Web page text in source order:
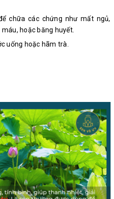
chữa các chứng như mất ngủ,
hoặc băng huyết.
uống hoặc hãm trà.